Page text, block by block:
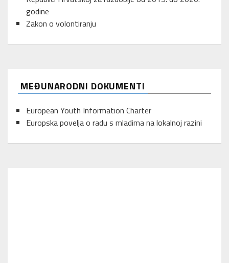
godine
Zakon o volontiranju
MEĐUNARODNI DOKUMENTI
European Youth Information Charter
Europska povelja o radu s mladima na lokalnoj razini